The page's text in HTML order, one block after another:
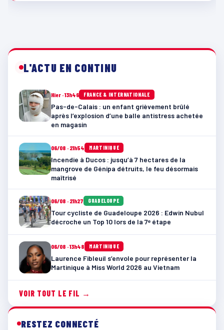
L'ACTU EN CONTINU
Hier · 13h46 FRANCE & INTERNATIONALE
Pas-de-Calais : un enfant grièvement brûlé
après l’explosion d’une balle antistress achetée
en magasin
06/08 · 21h54 MARTINIQUE
Incendie à Ducos : jusqu’à 7 hectares de la
mangrove de Génipa détruits, le feu désormais
maîtrisé
06/08 · 21h27 GUADELOUPE
Tour cycliste de Guadeloupe 2026 : Edwin Nubul
décroche un Top 10 lors de la 7ᵉ étape
06/08 · 13h48 MARTINIQUE
Laurence Fibleuil s’envole pour représenter la
Martinique à Miss World 2026 au Vietnam
VOIR TOUT LE FIL →
RESTEZ CONNECTÉ